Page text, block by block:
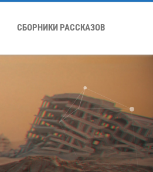
СБОРНИКИ РАССКАЗОВ